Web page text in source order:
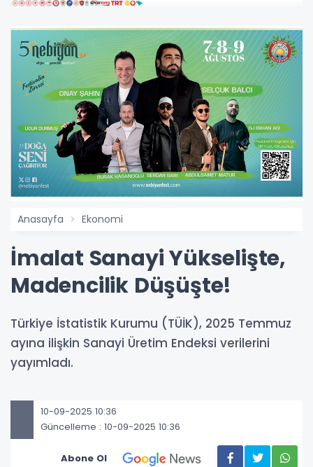
Anasayfa Ekonomi
İmalat Sanayi Yükselişte,
Madencilik Düşüşte!
Türkiye İstatistik Kurumu (TÜİK), 2025 Temmuz
ayına ilişkin Sanayi Üretim Endeksi verilerini
yayımladı.
10-09-2025 10:36
Güncelleme : 10-09-2025 10:36
Abone Ol